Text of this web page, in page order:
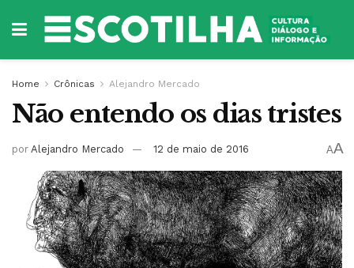
Home Crônicas Alejandro Mercado
Não entendo os dias tristes
por Alejandro Mercado 12 de maio de 2016 AA